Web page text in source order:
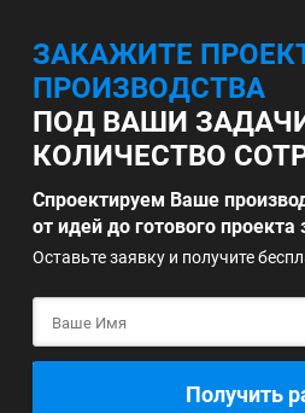
ЗАКАЖИТЕ
ПРОИЗВОДСТВА
ПОД ВАШИ
КОЛИЧЕСТВО
Спроектируем Ваше
от идей до готового проекта
Оставьте заявку и получите
Получить